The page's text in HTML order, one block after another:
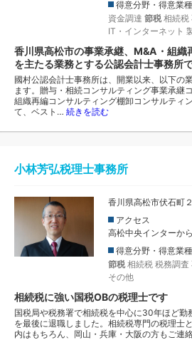
得意分野・得意業種
資金調達 節税 相続税
IT・インターネット
香川県高松市の事業承継、M&A・組織
を主たる業務とする公認会計士事務所
國村公認会計士事務所は、開業以来、以下の
ます。贈与・相続コンサルティング事業承継
組織再編コンサルティング棚卸コンサルティ
て、ベスト… 続きを読む
小林芳弘税理士事務所
香川県高松市伏石町
アクセス
高松中央インターか
得意分野・得意業種
節税 相続税 税務調査
その他
相続税に強い国税OBの税理士です
国税局や税務署で相続税を中心に30年ほど勤
を最後に退職しました。相続税専門の税理士
内はもちろん、岡山・兵庫・大阪の方もご連